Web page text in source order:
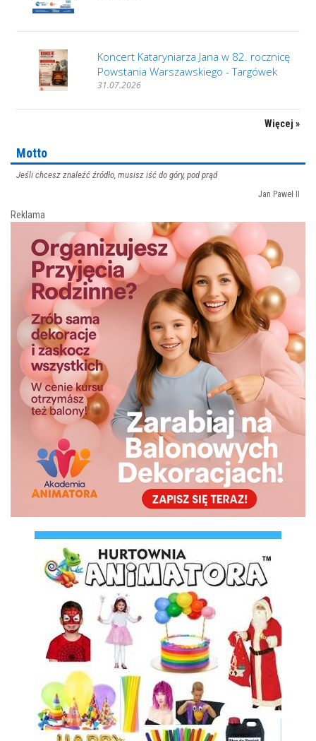
Koncert Kataryniarza Jana w 82. rocznicę
Powstania Warszawskiego - Targówek
31.07.2026
Więcej »
Motto
Jeśli chcesz znaleźć źródło, musisz iść do góry, pod prąd
Jan Paweł II
Reklama